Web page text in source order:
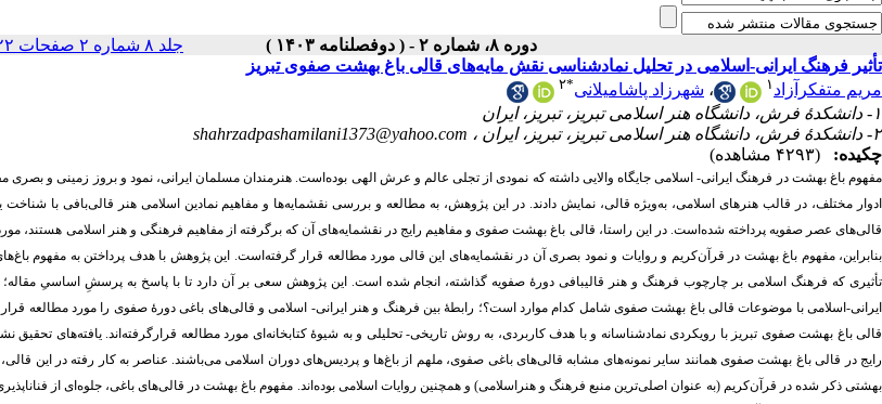
دوره ۸، شماره ۲ - ( دوفصلنامه ۱۴۰۳ ) جلد ۸ شماره ۲ صفحات ۲۲-۱
تأثیر فرهنگ ایرانی-اسلامی در تحلیل نمادشناسی نقش مایه‌های قالی باغ بهشت صفوی تبریز
مریم متفکرآزاد ۱ ، شهرزاد پاشامیلانی*۲
۱- دانشکدۀ فرش، دانشگاه هنر اسلامی تبریز، تبریز، ایران
۲- دانشکدۀ فرش، دانشگاه هنر اسلامی تبریز، تبریز، ایران ،
shahrzadpashamilani1373@yahoo.com
چکیده:
(۴۲۹۳ مشاهده)
مفهوم باغ بهشت در فرهنگ ایرانی- اسلامی جایگاه والایی داشته که نمودی از تجلی عالم و عرش الهی بوده‌است. هنرمندان مسلمان ایرانی، نمود و بروز زمینی و بصری
ادوار مختلف، در قالب هنرهای اسلامی، به‌ویژه قالی، نمایش دادند. در این پژوهش، به مطالعه و بررسی نقش­مایه‌ها و مفاهیم نمادین اسلامی هنر قالی‌بافی با شناخت
قالی‌های عصر صفویه پرداخته شده‌است. در این راستا، قالی باغ بهشت صفوی و مفاهیم رایج در نقش­مایه‌های آن که برگرفته از مفاهیم فرهنگی و هنر اسلامی هستند،
بنابراین، مفهوم باغ بهشت در قرآن‌کریم و روایات و نمود بصری آن در نقش­مایه‌های این قالی مورد مطالعه قرار گرفته‌‌است. این پژوهش با هدف پرداختن به مفهوم
تأثیری که فرهنگ اسلامی بر چارچوب فرهنگ و هنر قالیبافی دورۀ صفویه گذاشته، انجام شده است. این پژوهش سعی بر آن دارد تا با پاسخ به پرسشِ اساسیِ مقاله؛
ایرانی-اسلامی با موضوعات قالی‌‌ باغ بهشت صفوی شامل کدام موارد است؟؛ رابطۀ بین فرهنگ و هنر ایرانی- اسلامی و قالی‌های باغی دورۀ صفوی را مورد مطالعه قرار
قالی باغ بهشت صفوی تبریز با رویکردی نمادشناسانه و با هدف کاربردی، به روش تاریخی- تحلیلی و به شیوۀ کتابخانه‌ای مورد مطالعه قرارگرفته‌اند. یافته‌های تحقیق
رایج در قالی باغ بهشت صفوی همانند سایر نمونه‌های مشابه قالی‌های باغی صفوی، ملهم از باغ‌ها و پردیس‌های دوران اسلامی می‌باشند. عناصر به کار رفته در این
بهشتی ذکر شده در قرآن‌کریم (به عنوان اصلی‌ترین منبع فرهنگ و هنراسلامی) و همچنین روایات اسلامی بوده‌اند. مفهوم باغ بهشت در قالی‌های باغی، جلوه‌ای از